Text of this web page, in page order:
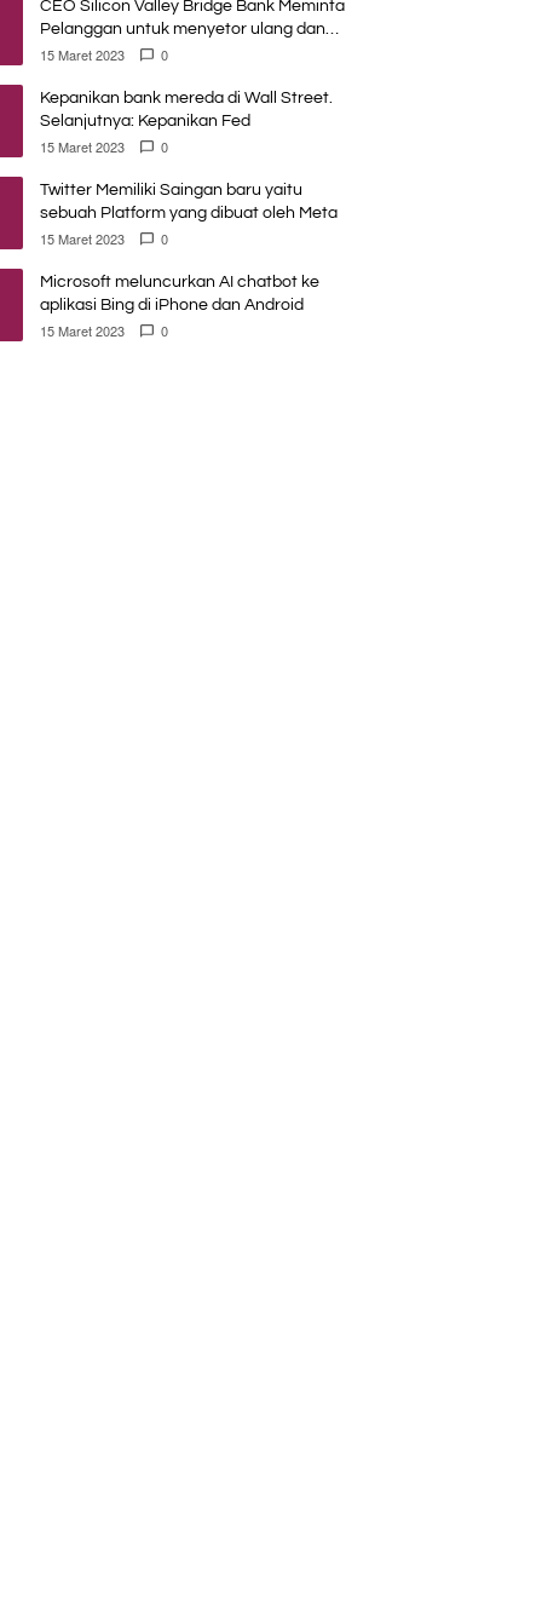
CEO Silicon Valley Bridge Bank Meminta
Pelanggan untuk menyetor ulang dana
Mereka
15 Maret 2023 0
Kepanikan bank mereda di Wall Street.
Selanjutnya: Kepanikan Fed
15 Maret 2023 0
Twitter Memiliki Saingan baru yaitu
sebuah Platform yang dibuat oleh Meta
15 Maret 2023 0
Microsoft meluncurkan AI chatbot ke
aplikasi Bing di iPhone dan Android
15 Maret 2023 0